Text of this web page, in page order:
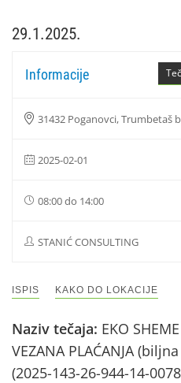
29.1.2025.
Informacije
31432 Poganovci, Trumbetaš
2025-02-01
08:00 do 14:00
STANIĆ CONSULTING
ISPIS KAKO DO LOKACIJE
Naziv tečaja: EKO
VEZANA PLAĆANJA
(2025-143-26-944-14-